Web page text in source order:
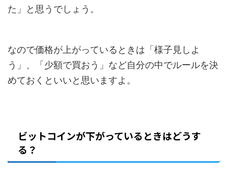
た」と思うでしょう。
なので価格が上がっているときは「様子見しよ
う」、「少額で買おう」など自分の中でルールを決
めておくといいと思いますよ。
ビットコインが下がっているときはどうす
る？